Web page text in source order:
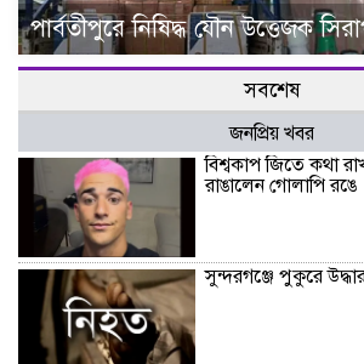
পার্বতীপুরে নিষিদ্ধ যৌন উত্তেজক
সবশেষ
জনপ্রিয় খবর
বিশ্বকাপ জিতে কথা
রাঙালেন গোলাপি রঙে
সুন্দরগঞ্জে পুকুরে